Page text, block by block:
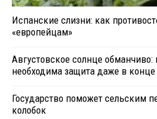
Испанские слизни: как
«европейцам»
Августовское солнце
необходима защита даже в конце
Государство поможет сельским
колобок